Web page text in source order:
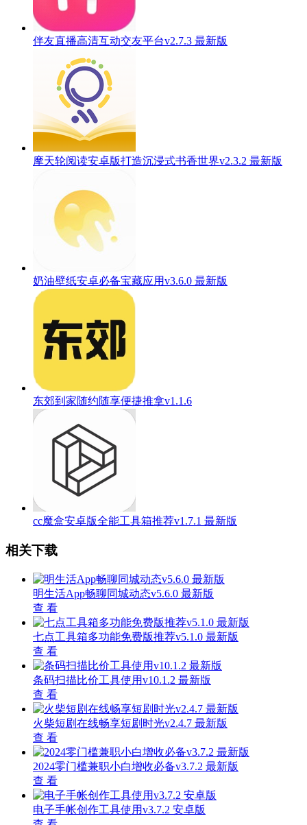
伴友直播高清互动交友平台v2.7.3 最新版
摩天轮阅读安卓版打造沉浸式书香世界v2.3.2 最新版
奶油壁纸安卓必备宝藏应用v3.6.0 最新版
东郊到家随约随享便捷推拿v1.1.6
cc魔盒安卓版全能工具箱推荐v1.7.1 最新版
相关下载
明生活App畅聊同城动态v5.6.0 最新版
查 看
七点工具箱多功能免费版推荐v5.1.0 最新版
查 看
条码扫描比价工具使用v10.1.2 最新版
查 看
火柴短剧在线畅享短剧时光v2.4.7 最新版
查 看
2024零门槛兼职小白增收必备v3.7.2 最新版
查 看
电子手帐创作工具使用v3.7.2 安卓版